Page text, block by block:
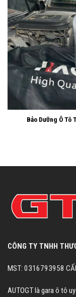
Bảo Dưỡng Ô Tô
CÔNG TY TNHH
MST: 0316793958
AUTOGT là gara ô tô